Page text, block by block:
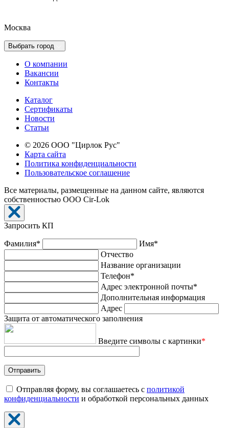
Москва
Выбрать город
О компании
Вакансии
Контакты
Каталог
Сертификаты
Новости
Cтатьи
© 2026 ООО "Цирлок Рус"
Карта сайта
Политика конфиденциальности
Пользовательское соглашение
Все материалы, размещенные на данном сайте, являются
собственностью ООО Cir-Lok
Запросить КП
Фамилия*
Имя*
Отчество
Название организации
Телефон*
Адрес электронной почты*
Дополнительная информация
Адрес
Защита от автоматического заполнения
Введите символы с картинки*
Отправляя форму, вы соглашаетесь с политикой
конфиденциальности и обработкой персональных данных